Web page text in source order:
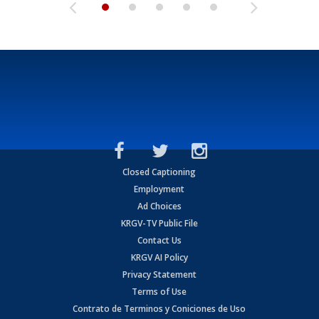
Closed Captioning
Employment
Ad Choices
KRGV-TV Public File
Contact Us
KRGV AI Policy
Privacy Statement
Terms of Use
Contrato de Terminos y Coniciones de Uso